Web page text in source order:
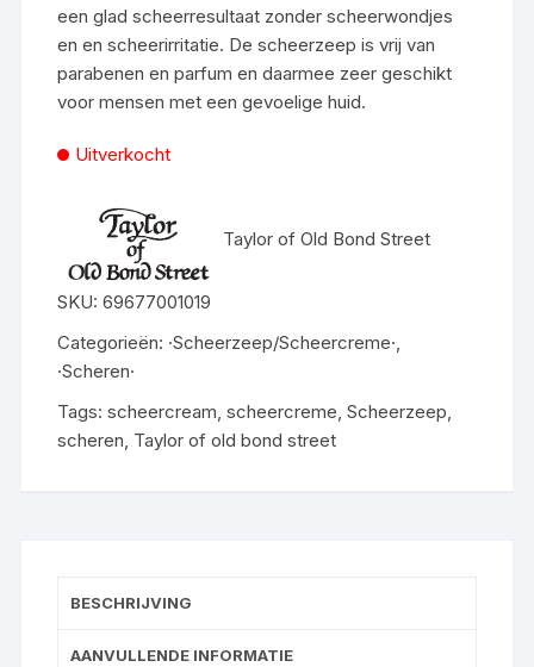
een glad scheerresultaat zonder scheerwondjes
en en scheerirritatie. De scheerzeep is vrij van
parabenen en parfum en daarmee zeer geschikt
voor mensen met een gevoelige huid.
Uitverkocht
Taylor of Old Bond Street
SKU:69677001019
Categorieën: ·Scheerzeep/Scheercreme·,
·Scheren·
Tags:scheercream,scheercreme,Scheerzeep,
scheren, Taylor of old bond street
BESCHRIJVING
AANVULLENDE INFORMATIE